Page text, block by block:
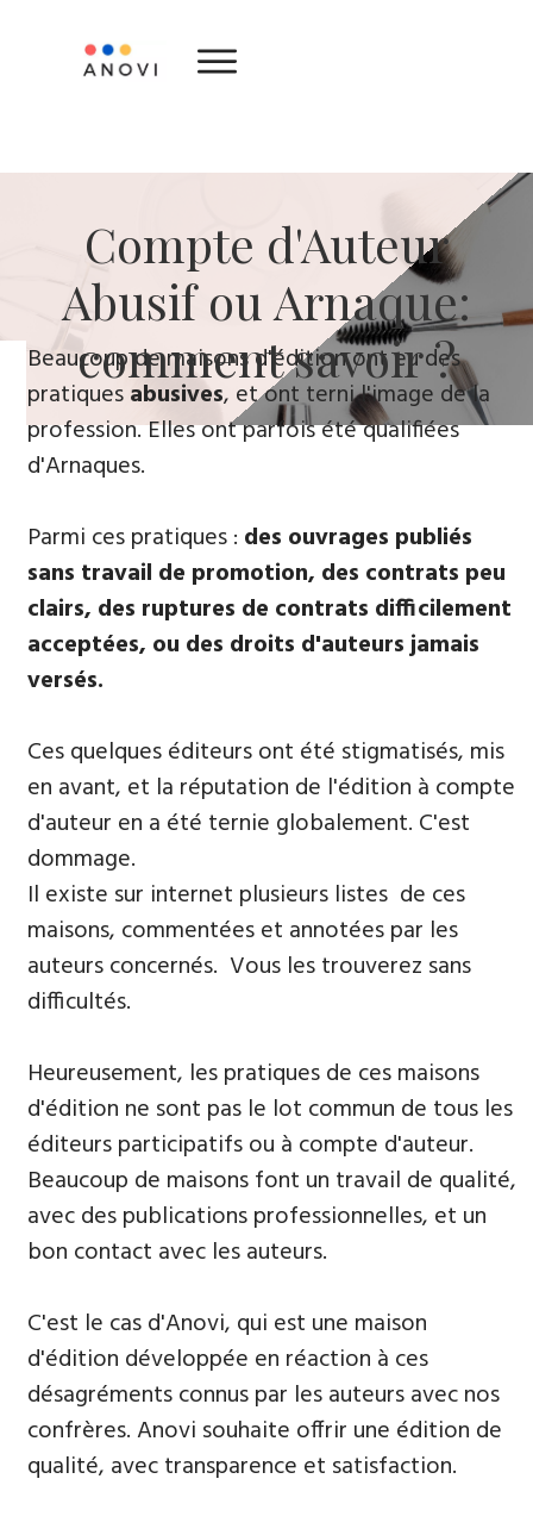
​Compte d'Auteur
Abusif ou Arnaque:
comment savoir ?
​Beaucoup de maisons d'édition ont eu des
pratiquesabusives, ​et ont terni l'image de la
profession. Elles ont parfois été qualifiées
d'Arnaques.
Parmi ​ces pratiques : des ouvrages publiés
sans travail de promotion, des contrats peu
clairs, des ruptures de contrats difficilement
acceptées, ou des droits d'auteurs jamais
versés.
Ces quelques éditeurs ont été stigmatisés, mis
en avant, et la réputation de l'édition à compte
d'auteur en a été ternie globalement. C'est
dommage.
Il existe sur internet plusieurs listes de ces
maisons, commentées et annotées par les
auteurs concernés. Vous les trouverez sans
difficultés.
​Heureusement, les pratiques de ces maisons
d'édition ne sont pas le lot commun de tous les
éditeurs participatifs ou à compte d'auteur.
Beaucoup de maisons font un travail de qualité,
avec des publications professionnelles, et un
bon contact avec les auteurs.
C'est le cas d'Anovi, qui est une maison
d'édition développée en réaction à ces
désagréments connus par les auteurs avec nos
confrères. Anovi souhaite offrir une édition de
qualité, avec transparence et satisfaction.